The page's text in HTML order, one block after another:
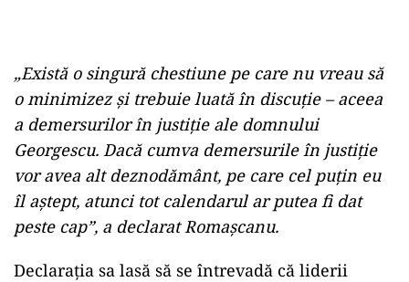
„Există o singură chestiune pe care nu vreau să
o minimizez şi trebuie luată în discuţie – aceea
a demersurilor în justiţie ale domnului
Georgescu. Dacă cumva demersurile în justiţie
vor avea alt deznodământ, pe care cel puţin eu
îl aştept, atunci tot calendarul ar putea fi dat
peste cap”, a declarat Romaşcanu.
Declarația sa lasă să se întrevadă că liderii